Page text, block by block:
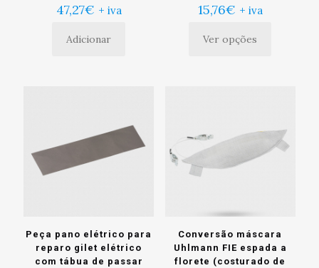
47,27€ + iva
Adicionar
15,76€ + iva
Ver opções
Este
podem
ser
escolhidas
na
produto
Peça pano elétrico para
reparo gilet elétrico
com tábua de passar
Conversão máscara
Uhlmann FIE espada a
florete (costurado de